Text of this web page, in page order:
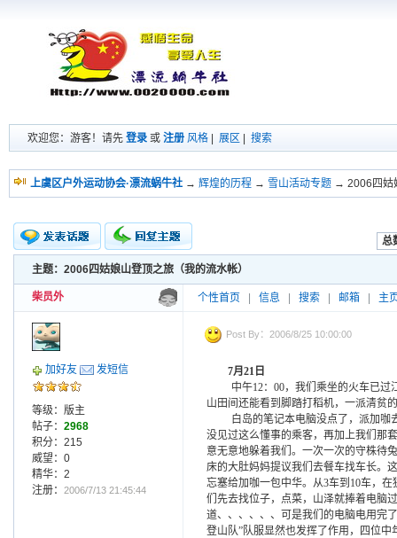
欢迎您：游客！请先 登录 或 注册 风格 展区 搜索
上虞区户外运动协会·漂流蜗牛社 → 辉煌的历程 → 雪山活动专题 → 2006四姑
新的主题
投票帖
小字报
总
主题：2006四姑娘山登顶之旅（我的流水帐）
柴员外 个性首页 信息 搜索 邮箱 主
加好友 发短信
等级：版主
帖子： 2968
积分：215
威望：0
精华：2
注册： 2006/7/13 21:45:44
Post By：2006/8/25 10:00:00
7月 21 日
中午12： 00，我们乘坐的火车已过
山田间还能看到脚踏打稻机，一派清贫
白岛的笔记本电脑没点了，派加
没见过这么懂事的乘客，再加上我们那
意无意地躲着我们。一次一次的守株待
床的大肚妈妈提议我们去餐车找车长。
忘塞给加咖一包中华。从3车到 10车，在
们先去找位子，点菜，山泽就捧着电脑
道、、、、、、可是我们的电脑电用完
登山队”队服显然也发挥了作用，四位